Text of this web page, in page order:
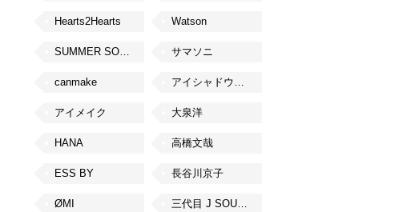
Hearts2Hearts Watson
SUMMER SONIC サマソニ
canmake アイシャドウベース
アイメイク 大泉洋
HANA 高橋文哉
ESS BY 長谷川京子
ØMI 三代目 J SOUL BROTHERS from EXILE TRIBE